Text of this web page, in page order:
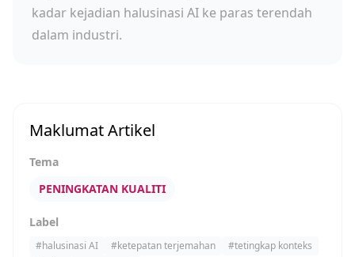
kadar kejadian halusinasi AI ke paras terendah
dalam industri.
Maklumat Artikel
Tema
PENINGKATAN KUALITI
Label
#halusinasi AI #ketepatan terjemahan #tetingkap konteks